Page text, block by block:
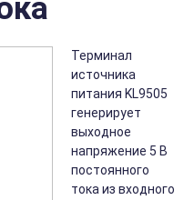
Терминал
источника
питания KL9505
генерирует
выходное
напряжение 5 В
постоянного
тока из входного